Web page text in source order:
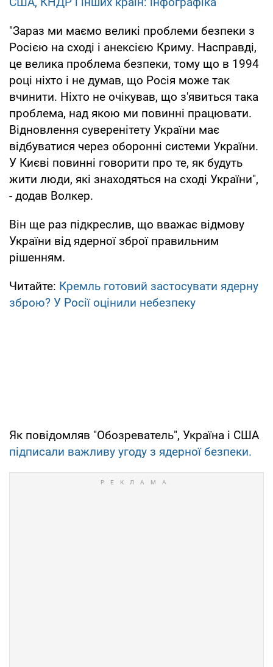
"Зараз ми маємо великі проблеми безпеки з
Росією на сході і анексією Криму. Насправді,
це велика проблема безпеки, тому що в 1994
році ніхто і не думав, що Росія може так
вчинити. Ніхто не очікував, що з'явиться така
проблема, над якою ми повинні працювати.
Відновлення суверенітету України має
відбуватися через оборонні системи України.
У Києві повинні говорити про те, як будуть
жити люди, які знаходяться на сході України",
- додав Волкер.
Він ще раз підкреслив, що вважає відмову
України від ядерної зброї правильним
рішенням.
Читайте: Кремль готовий застосувати ядерну
зброю? У Росії оцінили небезпеку
Як повідомляв "Обозреватель", Україна і США
підписали важливу угоду з ядерної безпеки.